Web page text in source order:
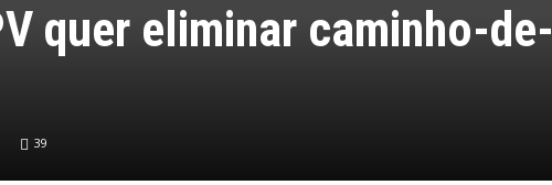
quer eliminar caminho-de-
39